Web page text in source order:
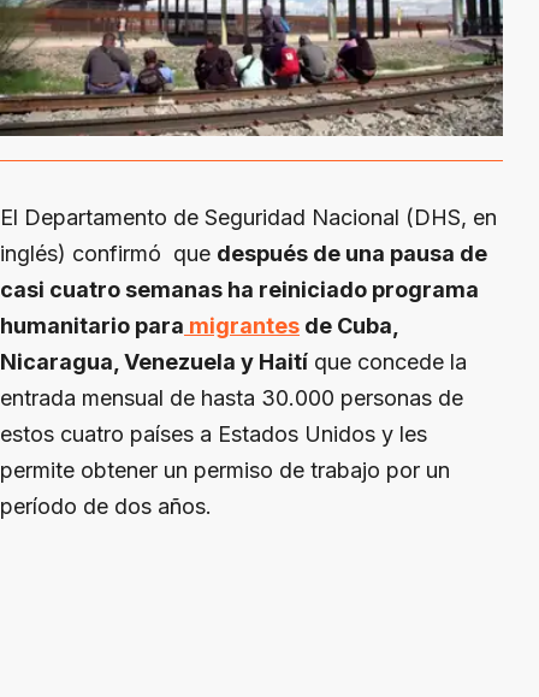
El Departamento de Seguridad Nacional (DHS, en
inglés) confirmó que después de una pausa de
casi cuatro semanas ha reiniciado programa
humanitario para migrantes de Cuba,
Nicaragua, Venezuela y Haití que concede la
entrada mensual de hasta 30.000 personas de
estos cuatro países a Estados Unidos y les
permite obtener un permiso de trabajo por un
período de dos años.